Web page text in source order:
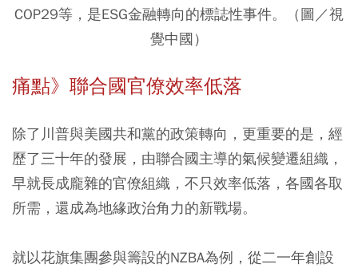
COP29等，是ESG金融轉向的標誌性事件。（圖／視
覺中國）
痛點》聯合國官僚效率低落
除了川普與美國共和黨的政策轉向，更重要的是，經
歷了三十年的發展，由聯合國主導的氣候變遷組織，
早就長成龐雜的官僚組織，不只效率低落，各國各取
所需，還成為地緣政治角力的新戰場。
就以花旗集團參與籌設的NZBA為例，從二一年創設